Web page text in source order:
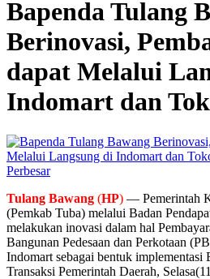
Bapenda Tulang
Berinovasi,
dapat Melalui
Indomart dan
Perbesar
Tulang Bawang (HP) — Pemerintah
(Pemkab Tuba) melalui Badan
melakukan inovasi dalam hal
Bangunan Pedesaan dan Perkotaan
Indomart sebagai bentuk
Transaksi Pemerintah Daerah,